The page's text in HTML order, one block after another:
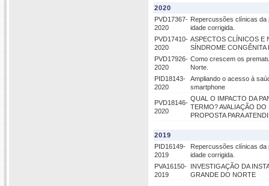
2020
PVD17367-
2020
Repercussões clínicas da
idade corrigida.
PVD17410-
2020
ASPECTOS CLÍNICOS E
SÍNDROME CONGÊNITA
PVD17926-
2020
Como crescem os
Norte.
PID18143-
2020
Ampliando o acesso à
smartphone
PVD18146-
2020
QUAL O IMPACTO DA
TERMO? AVALIAÇÃO
PROPOSTA PARA
2019
PID16149-
2019
Repercussões clínicas da
idade corrigida.
PVA16150-
2019
INVESTIGAÇÃO DA
GRANDE DO NORTE